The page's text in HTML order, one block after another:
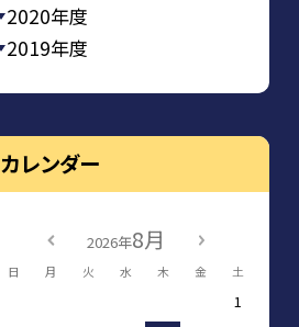
2020年度
2019年度
カレンダー
2026年8月
日 月 火 水 木 金 土
1